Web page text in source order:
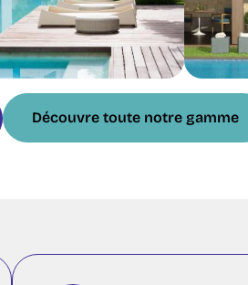
Découvre toute notre gamme